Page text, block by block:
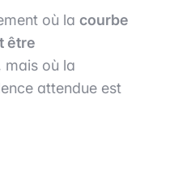
où la courbe
être
mais où la
attendue est